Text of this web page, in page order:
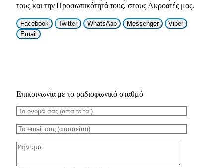
τους και την Προσωπικότητά τους, στους Ακροατές μας.
Facebook Twitter WhatsApp Messenger
Viber
Email
Επικοινωνία με το ραδιοφωνικό σταθμό